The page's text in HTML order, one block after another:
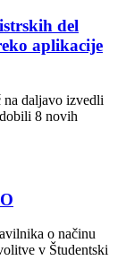
del
aplikacije
daljavo izvedli
8 novih
o načinu
v Študentski